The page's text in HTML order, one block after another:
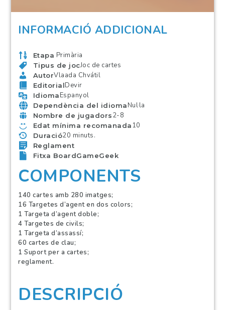
INFORMACIÓ ADDICIONAL
Etapa Primària
Tipus de jocJoc de cartes
AutorVlaada Chvátil
EditorialDevir
IdiomaEspanyol
Dependència del idiomaNul·la
Nombre de jugadors2-8
Edat mínima recomanada10
Duració20 minuts.
Reglament
Fitxa BoardGameGeek
COMPONENTS
140 cartes amb 280 imatges;
16 Targetes d’agent en dos colors;
1 Targeta d’agent doble;
4 Targetes de civils;
1 Targeta d’assassí;
60 cartes de clau;
1 Suport per a cartes;
reglament.
DESCRIPCIÓ